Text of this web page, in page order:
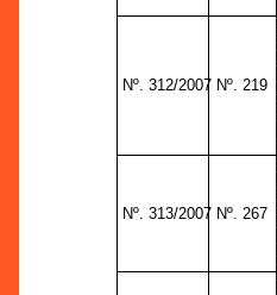
Nº. 312/2007 Nº. 219
Nº. 313/2007 Nº. 267